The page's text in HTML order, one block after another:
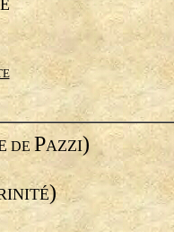
DE PAZZI)
)